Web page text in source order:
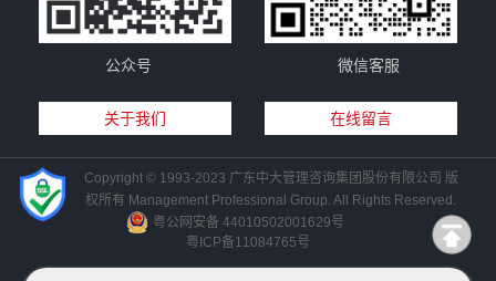
公众号 微信客服
关于我们 在线留言
Copyright © 1993-2023 广东中大管理咨询集团股份有限公司 版
权所有 Management Professional Group. All Rights Reserved.
粤公网安备 44010502001629号
粤ICP备11084765号